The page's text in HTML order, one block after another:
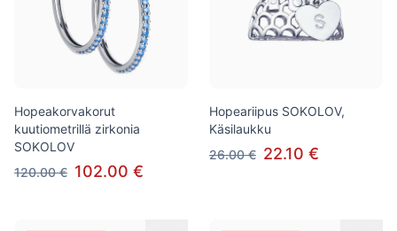
Hopeakorvakorut
kuutiometrillä zirkonia
SOKOLOV
120.00 € 102.00 €
Hopeariipus SOKOLOV,
Käsilaukku
26.00 € 22.10 €